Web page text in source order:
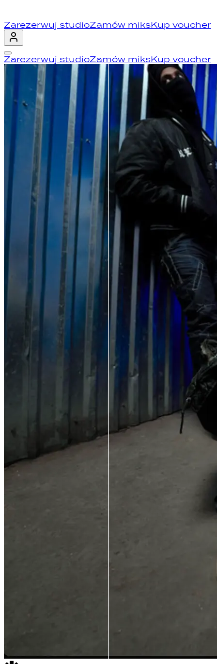
Zarezerwuj studioZamów miksKup voucher
Zarezerwuj studioZamów miksKup voucher